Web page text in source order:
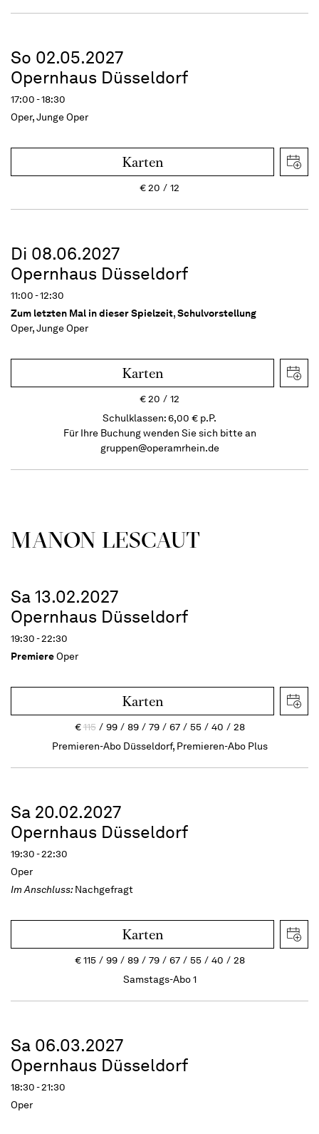
So 02.05.2027
Opernhaus Düsseldorf
17:00 - 18:30
Oper, Junge Oper
Karten
€20 12
Di 08.06.2027
Opernhaus Düsseldorf
11:00 - 12:30
Zum letzten Mal in dieser Spielzeit,Schulvorstellung
Oper, Junge Oper
Karten
€20
12
Schulklassen: 6,00 € p.P.
Für Ihre Buchung wenden Sie sich bitte an
gruppen@operamrhein.de
MANON LESCAUT
Sa 13.02.2027
Opernhaus Düsseldorf
19:30 - 22:30
PremiereOper
Karten
€115 99 89 79 67 55 40
28
Premieren-Abo Düsseldorf, Premieren-Abo Plus
Sa 20.02.2027
Opernhaus Düsseldorf
19:30 - 22:30
Oper
Im Anschluss:Nachgefragt
Karten
€115 99 89 79 67 55 40
28
Samstags-Abo 1
Sa 06.03.2027
Opernhaus Düsseldorf
18:30 - 21:30
Oper